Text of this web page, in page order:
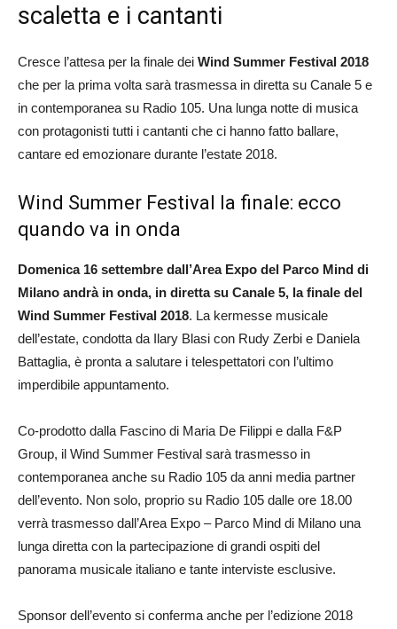
scaletta e i cantanti
Cresce l’attesa per la finale dei Wind Summer Festival 2018
che per la prima volta sarà trasmessa in diretta su Canale 5 e
in contemporanea su Radio 105. Una lunga notte di musica
con protagonisti tutti i cantanti che ci hanno fatto ballare,
cantare ed emozionare durante l’estate 2018.
Wind Summer Festival la finale: ecco
quando va in onda
Domenica 16 settembre dall’Area Expo del Parco Mind di
Milano andrà in onda, in diretta su Canale 5, la finale del
Wind Summer Festival 2018. La kermesse musicale
dell’estate, condotta da Ilary Blasi con Rudy Zerbi e Daniela
Battaglia, è pronta a salutare i telespettatori con l’ultimo
imperdibile appuntamento.
Co-prodotto dalla Fascino di Maria De Filippi e dalla F&P
Group, il Wind Summer Festival sarà trasmesso in
contemporanea anche su Radio 105 da anni media partner
dell’evento. Non solo, proprio su Radio 105 dalle ore 18.00
verrà trasmesso dall’Area Expo – Parco Mind di Milano una
lunga diretta con la partecipazione di grandi ospiti del
panorama musicale italiano e tante interviste esclusive.
Sponsor dell’evento si conferma anche per l’edizione 2018